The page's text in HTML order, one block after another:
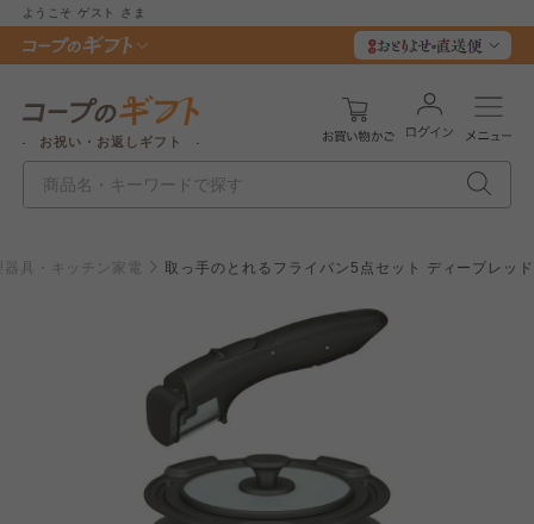
ようこそ ゲスト さま
お祝い・お返しギフト
具・キッチン家電 取っ手のとれるフライパン5点セット ディープレッド